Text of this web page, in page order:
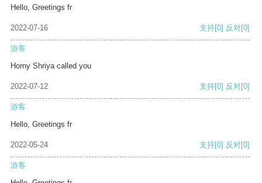
Hello, Greetings fr
2022-07-16 支持[0] 反对[0]
游客
Horny Shriya called you
2022-07-12 支持[0] 反对[0]
游客
Hello, Greetings fr
2022-05-24 支持[0] 反对[0]
游客